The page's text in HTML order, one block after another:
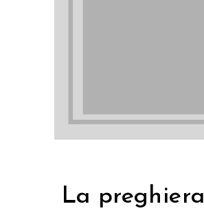
La preghiera